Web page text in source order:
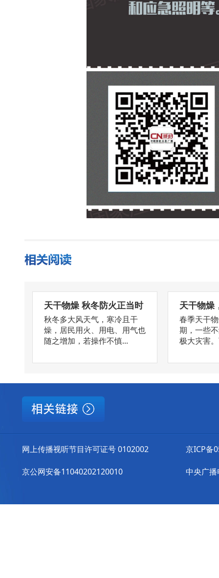
天干物燥 秋冬防火正当时
秋冬多大风天气，寒冷且干
燥，居民用火、用电、用气也
随之增加，若操作不慎...
天干物燥
春季天干
期，一些
极大灾害
网上传播视听节目许可证号 0102002
京公网安备11040202120010
京ICP备
中央广